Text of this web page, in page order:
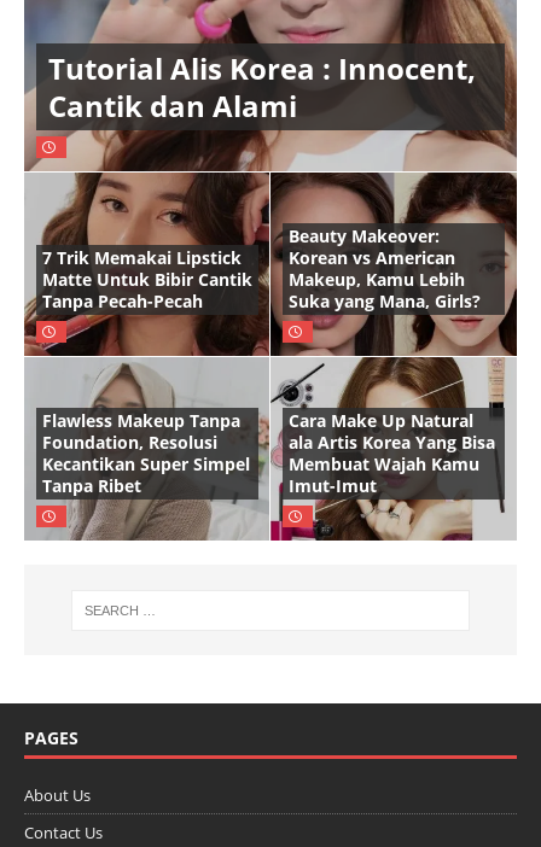
Tutorial Alis Korea : Innocent,
Cantik dan Alami
7 Trik Memakai Lipstick
Matte Untuk Bibir Cantik
Tanpa Pecah-Pecah
Beauty Makeover:
Korean vs American
Makeup, Kamu Lebih
Suka yang Mana, Girls?
Flawless Makeup Tanpa
Foundation, Resolusi
Kecantikan Super Simpel
Tanpa Ribet
Cara Make Up Natural
ala Artis Korea Yang Bisa
Membuat Wajah Kamu
Imut-Imut
PAGES
About Us
Contact Us